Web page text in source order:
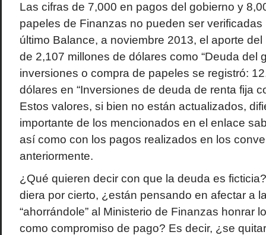
Las cifras de 7,000 en pagos del gobierno y
papeles de Finanzas no pueden ser
último Balance, a noviembre 2013, el aporte
de 2,107 millones de dólares como “Deuda del
inversiones o compra de papeles se registró:
dólares en “Inversiones de deuda de renta fija
Estos valores, si bien no están actualizados,
importante de los mencionados en el enlace
así como con los pagos realizados en los
anteriormente.
¿Qué quieren decir con que la deuda es
diera por cierto, ¿están pensando en afectar a
“ahorrándole” al Ministerio de Finanzas honrar
como compromiso de pago? Es decir, ¿se